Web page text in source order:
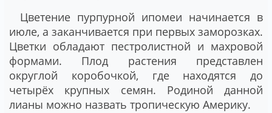
Цветение пурпурной ипомеи начинается в
июле, а заканчивается при первых заморозках.
Цветки обладают пестролистной и махровой
формами. Плод растения представлен
округлой коробочкой, где находятся до
четырёх крупных семян. Родиной данной
лианы можно назвать тропическую Америку.